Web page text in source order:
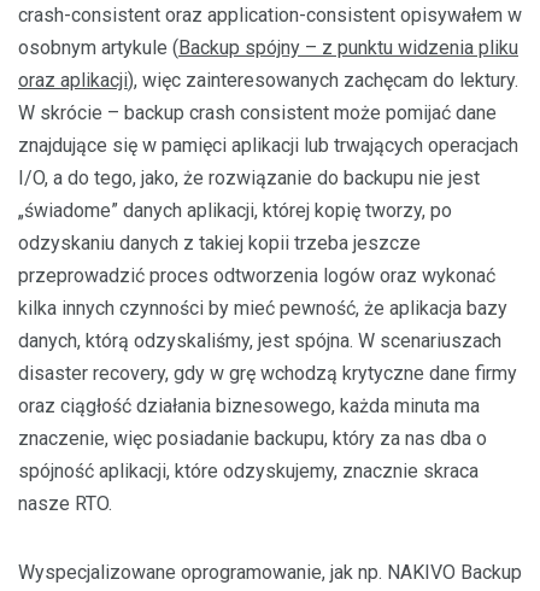
crash-consistent oraz application-consistent opisywałem w
osobnym artykule (Backup spójny – z punktu widzenia pliku
oraz aplikacji), więc zainteresowanych zachęcam do lektury.
W skrócie – backup crash consistent może pomijać dane
znajdujące się w pamięci aplikacji lub trwających operacjach
I/O, a do tego, jako, że rozwiązanie do backupu nie jest
„świadome” danych aplikacji, której kopię tworzy, po
odzyskaniu danych z takiej kopii trzeba jeszcze
przeprowadzić proces odtworzenia logów oraz wykonać
kilka innych czynności by mieć pewność, że aplikacja bazy
danych, którą odzyskaliśmy, jest spójna. W scenariuszach
disaster recovery, gdy w grę wchodzą krytyczne dane firmy
oraz ciągłość działania biznesowego, każda minuta ma
znaczenie, więc posiadanie backupu, który za nas dba o
spójność aplikacji, które odzyskujemy, znacznie skraca
nasze RTO.
Wyspecjalizowane oprogramowanie, jak np. NAKIVO Backup